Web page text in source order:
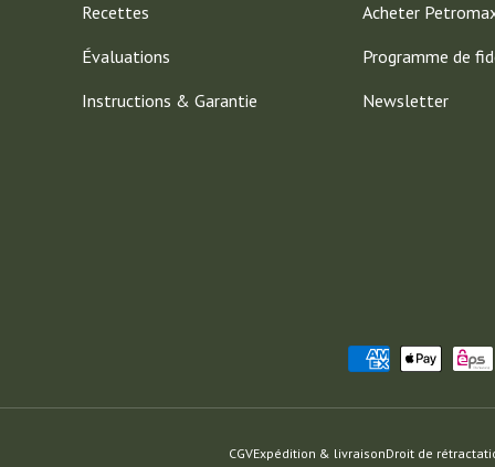
Recettes
Évaluations
Instructions & Garantie
Acheter
Programme de
Newsletter
Moyens de paiement acceptés
CGVExpédition & livraisonDroit de